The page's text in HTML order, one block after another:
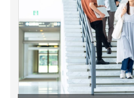
好きが集まる 比べて選べる
ビジネスと働き方のヒント
AI活用のいまが分かる
企業ITのトレンドを詳説